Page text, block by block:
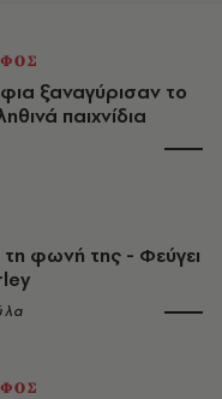
ξαναγύρισαν το
παιχνίδια
φωνή της - Φεύγει